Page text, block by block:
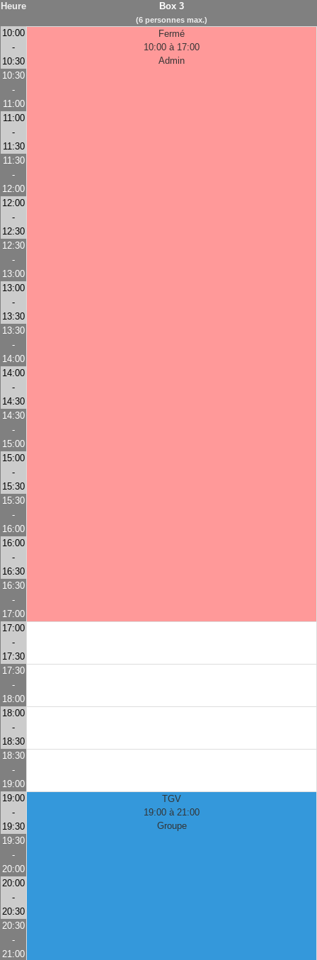
Heure Box 3
(6 personnes max.)
10:00
-
10:30
Fermé
10:00 à 17:00
Admin
10:30
-
11:00
11:00
-
11:30
11:30
-
12:00
12:00
-
12:30
12:30
-
13:00
13:00
-
13:30
13:30
-
14:00
14:00
-
14:30
14:30
-
15:00
15:00
-
15:30
15:30
-
16:00
16:00
-
16:30
16:30
-
17:00
17:00
-
17:30
17:30
-
18:00
18:00
-
18:30
18:30
-
19:00
19:00
-
19:30
TGV
19:00 à 21:00
Groupe
19:30
-
20:00
20:00
-
20:30
20:30
-
21:00